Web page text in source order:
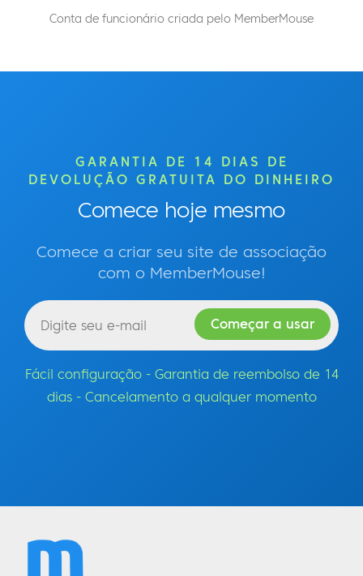
Conta de funcionário criada pelo MemberMouse
GARANTIA DE 14 DIAS DE
DEVOLUÇÃO GRATUITA DO DINHEIRO
Comece hoje mesmo
Comece a criar seu site de associação
com o MemberMouse!
Fácil configuração - Garantia de reembolso de 14
dias - Cancelamento a qualquer momento